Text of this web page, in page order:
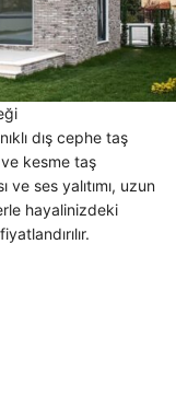
dış cephe taş
kesme taş
ve ses yalıtımı, uzun
hayalinizdeki